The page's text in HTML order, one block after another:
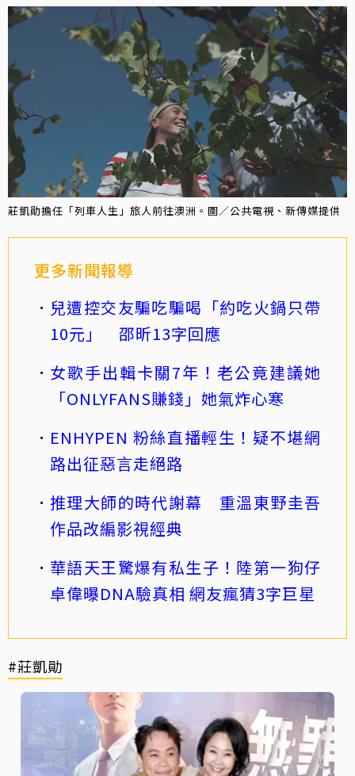
莊凱勛擔任「列車人生」旅人前往澳洲。圖／公共電視、新傳媒提供
更多新聞報導
兒遭控交友騙吃騙喝「約吃火鍋只帶
10元」 邵昕13字回應
女歌手出輯卡關7年！老公竟建議她
「ONLYFANS賺錢」她氣炸心寒
ENHYPEN 粉絲直播輕生！疑不堪網
路出征惡言走絕路
推理大師的時代謝幕 重溫東野圭吾
作品改編影視經典
華語天王驚爆有私生子！陸第一狗仔
卓偉曝DNA驗真相 網友瘋猜3字巨星
#莊凱勛